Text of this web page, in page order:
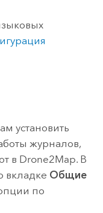
установить
журналов,
в Drone2Map. В
вкладке Общие
по